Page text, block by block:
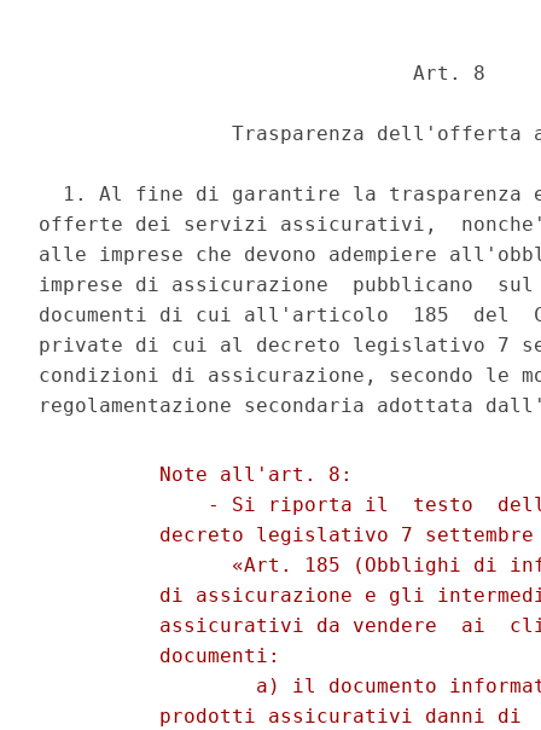
                               Art. 8
Trasparenza dell'offerta
1. Al fine di garantire la trasparenza
offerte dei servizi assicurativi,  nonche'
alle imprese che devono adempiere
imprese di assicurazione  pubblicano
documenti di cui all'articolo  185  del
private di cui al decreto legislativo 7
condizioni di assicurazione, secondo le
          Note all'art. 8:
- Si riporta il  testo
decreto legislativo 7
«Art. 185 (Obblighi di
di assicurazione e gli
assicurativi da vendere  ai
          documenti:
a) il documento
prodotti assicurativi danni di